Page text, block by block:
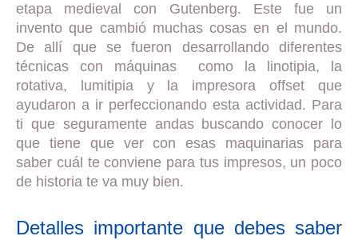
etapa medieval con Gutenberg. Este fue un
invento que cambió muchas cosas en el mundo.
De allí que se fueron desarrollando diferentes
técnicas con máquinas como la linotipia, la
rotativa, lumitipia y la impresora offset que
ayudaron a ir perfeccionando esta actividad. Para
ti que seguramente andas buscando conocer lo
que tiene que ver con esas maquinarias para
saber cuál te conviene para tus impresos, un poco
de historia te va muy bien.
Detalles importante que debes saber